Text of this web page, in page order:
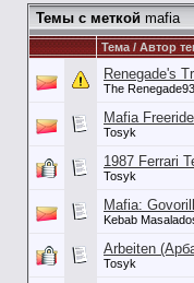
Темы с меткой mafia
Тема / Автор
Renegade's
The
Mafia
Tosyk
1987 Ferrari
Tosyk
Mafia:
Kebab
Arbeiten
Tosyk